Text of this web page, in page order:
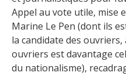
Appel au vote utile, mise
Marine Le Pen (dont ils
la candidate des
ouvriers est davantage
du nationalisme),